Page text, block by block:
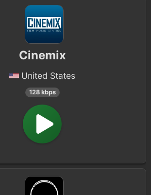
Cinemix
United States
128 kbps